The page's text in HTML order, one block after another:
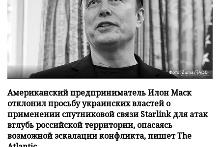
Фото: Zuma/ТАСС
Американский предприниматель Илон Маск
отклонил просьбу украинских властей о
применении спутниковой связи Starlink для атак
вглубь российской территории, опасаясь
возможной эскалации конфликта, пишет The